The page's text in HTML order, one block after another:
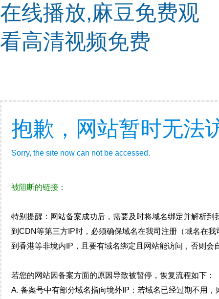
在线播放,麻豆免费观
看高清视频免费
抱歉，网站暂时无法
Sorry, the site now can not be accessed.
被阻断的链接：
特别提醒：网站备案成功后，需要及时将域名绑定并解析
到CDN等第三方IP时，必须确保域名在我司注册（域名在
到香港等非境内IP，且要有域名绑定且网站能访问，否则
若您的网站因备案方面的原因导致被暂停，恢复流程如下：
A. 备案号中有部分域名指向境外IP：若域名已经过期不用